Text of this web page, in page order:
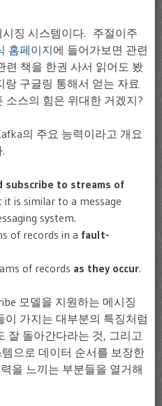
징 시스템이다. 주절이주
홈페이지에 들어가보면 관련
책을 한권 사서 읽어도 봤
구글링 통해서 얻는 자료
스의 힘은 위대한 거겠지?
의 주요 능력이라고 개요
subscribe to streams of
it is similar to a message
system.
of records in a fault-
of records as they occur.
모델을 지원하는 메시징
가지는 대부분의 특징처럼
잘 돌아간다라는 것, 그리고
으로 데이터 순서를 보장한
을 느끼는 부분들을 열거해